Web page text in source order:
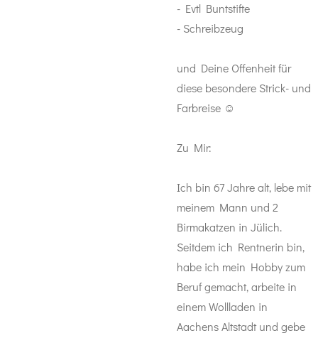
- Evtl Buntstifte
- Schreibzeug
und Deine Offenheit für
diese besondere Strick- und
Farbreise ☺️
Zu Mir:
Ich bin 67 Jahre alt, lebe mit
meinem Mann und 2
Birmakatzen in Jülich.
Seitdem ich Rentnerin bin,
habe ich mein Hobby zum
Beruf gemacht, arbeite in
einem Wollladen in
Aachens Altstadt und gebe